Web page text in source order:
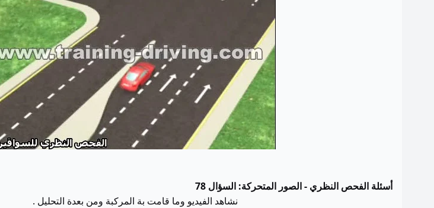
أسئلة الفحص النظري - الصور المتحركة: السؤال 78
نشاهد الفيديو وما قامت بة المركبة ومن بعدة التحليل .